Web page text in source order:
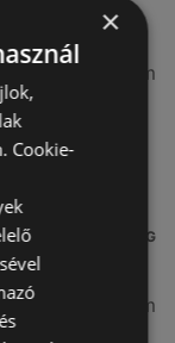
5,84 km
TÁVOLSÁG
3,26 km
×
Cookie-